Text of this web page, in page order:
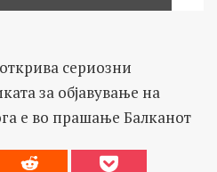
сериозни
за објавување на
е во прашање Балканот